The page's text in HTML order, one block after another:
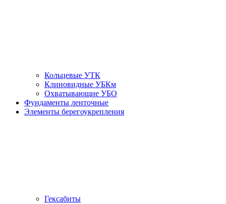
Кольцевые УТК
Клиновидные УБКм
Охватывающие УБО
Фундаменты ленточные
Элементы берегоукрепления
Гексабиты